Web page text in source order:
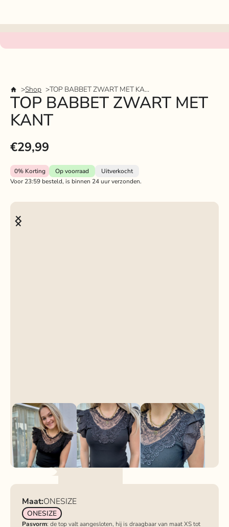
Shop TOP BABBET ZWART MET KANT
TOP BABBET ZWART MET
KANT
€29,99
0%Korting Op voorraad
Uitverkocht
Voor 23:59 besteld, is binnen 24 uur verzonden.
Maat:ONESIZE
ONESIZE
Pasvorm: de top valt aangesloten, hij is draagbaar van maat XS tot